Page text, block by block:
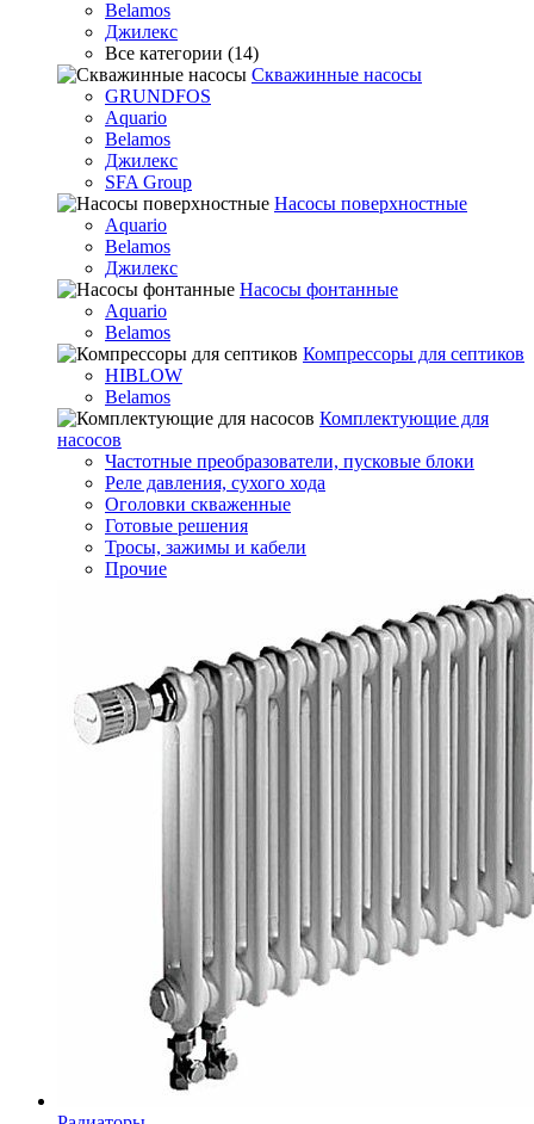
Belamos
Джилекс
Все категории (14)
Скважинные насосы
GRUNDFOS
Aquario
Belamos
Джилекс
SFA Group
Насосы поверхностные
Aquario
Belamos
Джилекс
Насосы фонтанные
Aquario
Belamos
Компрессоры для септиков
HIBLOW
Belamos
Комплектующие для
насосов
Частотные преобразователи, пусковые блоки
Реле давления, сухого хода
Оголовки скваженные
Готовые решения
Тросы, зажимы и кабели
Прочие